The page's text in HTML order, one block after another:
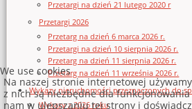
Przetargi na dzień 21 lutego 2020 r
Przetargi 2026
Przetarg na dzień 6 marca 2026 r.
Przetargi na dzień 10 sierpnia 2026 r.
Przetarg na dzień 11 sierpnia 2026 r.
Przetarg na dzień 11 września 2026 r.
Wykazy nieruchomości przeznaczonych do
Wykazy z 2026 roku
We use cookies
Na naszej stronie internetowej
z nich są niezbędne dla
nam w ulepszaniu tej strony i